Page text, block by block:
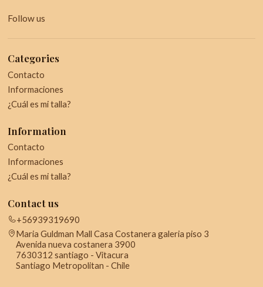
Follow us
Categories
Contacto
Informaciones
¿Cuál es mi talla?
Information
Contacto
Informaciones
¿Cuál es mi talla?
Contact us
+56939319690
Maria Guldman Mall Casa Costanera galeria piso 3
Avenida nueva costanera 3900
7630312 santiago - Vitacura
Santiago Metropolitan - Chile